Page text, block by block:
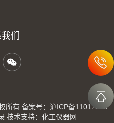
们
所有 备案号：沪ICP备11017335
技术支持： 化工仪器网